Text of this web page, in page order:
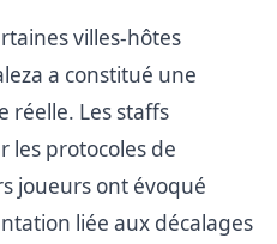
villes-hôtes
a constitué une
réelle. Les staffs
les protocoles de
joueurs ont évoqué
liée aux décalages